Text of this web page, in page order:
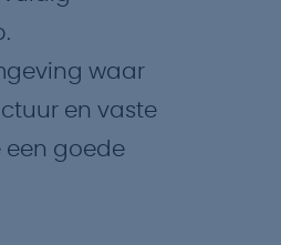
waar
en vaste
een goede